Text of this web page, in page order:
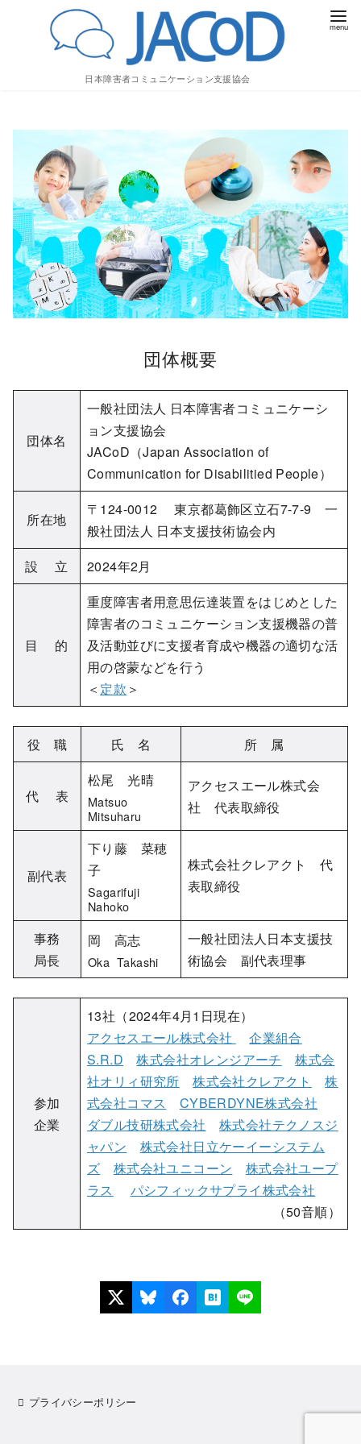
日本障害者コミュニケーション支援協会
団体概要
団体名
一般社団法人 日本障害者コミュニケーシ
ョン支援協会
JACoD（Japan Association of
Communication for Disabilitied People）
所在地
〒124-0012 東京都葛飾区立石7-7-9 一
般社団法人 日本支援技術協会内
設 立
2024年2月
目 的
重度障害者用意思伝達装置をはじめとした
障害者のコミュニケーション支援機器の普
及活動並びに支援者育成や機器の適切な活
用の啓蒙などを行う
＜ 定款 ＞
役 職 氏 名 所 属
代 表
松尾 光晴
Matsuo
Mitsuharu
アクセスエール株式会
社 代表取締役
副代表
下り藤 菜穂
子
Sagarifuji
Nahoko
株式会社クレアクト 代
表取締役
事務
局長
岡 高志
Oka Takashi
一般社団法人日本支援技
術協会 副代表理事
参加
企業
13社（2024年4月1日現在）
アクセスエール株式会社
企業組合
S.R.D
株式会社オレンジアーチ
株式会
社オリィ研究所
株式会社クレアクト
株
式会社コマス
CYBERDYNE株式会社
ダブル技研株式会社
株式会社テクノスジ
ャパン
株式会社日立ケーイーシステム
ズ
株式会社ユニコーン
株式会社ユープ
ラス
パシフィックサプライ株式会社
（50音順）
プライバシーポリシー